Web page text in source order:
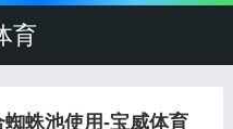
育
蛛池使用-宝威体育